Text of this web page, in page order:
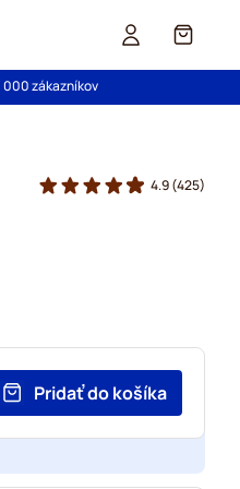
Košík
000 zákazníkov
4.9(425)
Pridať do košíka